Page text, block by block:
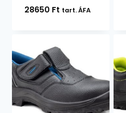
28650 Ft tart. ÁFA